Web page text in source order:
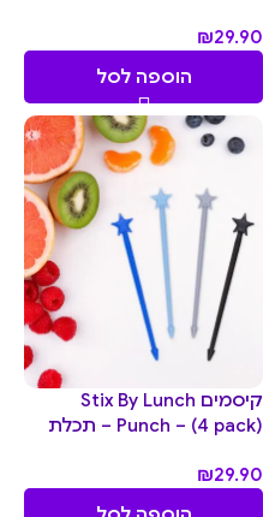
₪29.90
הוספה לסל
קיסמים Stix By Lunch
Punch – (4 pack) – תכלת
₪29.90